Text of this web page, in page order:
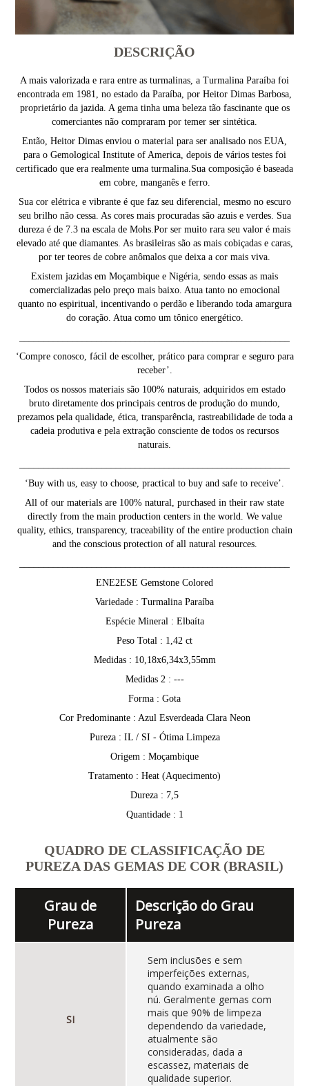
DESCRIÇÃO
A mais valorizada e rara entre as turmalinas, a Turmalina Paraíba foi
encontrada em 1981, no estado da Paraíba, por Heitor Dimas Barbosa,
proprietário da jazida. A gema tinha uma beleza tão fascinante que os
comerciantes não compraram por temer ser sintética.
Então, Heitor Dimas enviou o material para ser analisado nos EUA,
para o Gemological Institute of America, depois de vários testes foi
certificado que era realmente uma turmalina.Sua composição é baseada
em cobre, manganês e ferro.
Sua cor elétrica e vibrante é que faz seu diferencial, mesmo no escuro
seu brilho não cessa. As cores mais procuradas são azuis e verdes. Sua
dureza é de 7.3 na escala de Mohs.Por ser muito rara seu valor é mais
elevado até que diamantes. As brasileiras são as mais cobiçadas e caras,
por ter teores de cobre anômalos que deixa a cor mais viva.
Existem jazidas em Moçambique e Nigéria, sendo essas as mais
comercializadas pelo preço mais baixo. Atua tanto no emocional
quanto no espiritual, incentivando o perdão e liberando toda amargura
do coração. Atua como um tônico energético.
‘Compre conosco, fácil de escolher, prático para comprar e seguro para
receber’.
Todos os nossos materiais são 100% naturais, adquiridos em estado
bruto diretamente dos principais centros de produção do mundo,
prezamos pela qualidade, ética, transparência, rastreabilidade de toda a
cadeia produtiva e pela extração consciente de todos os recursos
naturais.
‘Buy with us, easy to choose, practical to buy and safe to receive’.
All of our materials are 100% natural, purchased in their raw state
directly from the main production centers in the world. We value
quality, ethics, transparency, traceability of the entire production chain
and the conscious protection of all natural resources.
ENE2ESE Gemstone Colored
Variedade : Turmalina Paraíba
Espécie Mineral : Elbaíta
Peso Total : 1,42 ct
Medidas : 10,18x6,34x3,55mm
Medidas 2 : ---
Forma : Gota
Cor Predominante : Azul Esverdeada Clara Neon
Pureza : IL / SI - Ótima Limpeza
Origem : Moçambique
Tratamento : Heat (Aquecimento)
Dureza : 7,5
Quantidade : 1
QUADRO DE CLASSIFICAÇÃO DE
PUREZA DAS GEMAS DE COR (BRASIL)
Grau de
Pureza
Descrição do Grau
Pureza
SI
Sem inclusões e sem
imperfeições externas,
quando examinada a olho
nú. Geralmente gemas com
mais que 90% de limpeza
dependendo da variedade,
atualmente são
consideradas, dada a
escassez, materiais de
qualidade superior.